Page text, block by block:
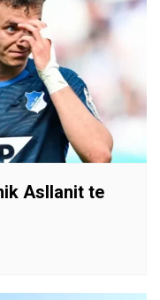
Asllanit te